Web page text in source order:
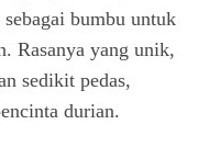
bumbu untuk
Rasanya yang unik,
sedikit pedas,
durian.